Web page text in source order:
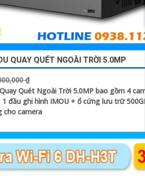
QUAY QUÉT NGOÀI TRỜI 5.0MP
₫
Quét Ngoài Trời 5.0MP bao gồm 4
1 đầu ghi hình IMOU + ổ cứng lưu trữ
cho camera